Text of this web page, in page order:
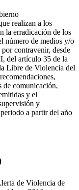
realizan a los
la erradicación de los
número de medios y/o
contravenir, desde
del artículo 35 de la
Libre de Violencia del
de comunicación,
y el
y
a partir del año
de Violencia de